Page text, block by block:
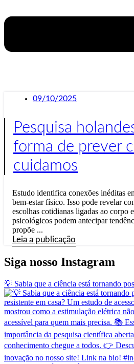
09/10/2025
Pesquisa
forma de prever
cuidamos
Estudo identifica conexões inéditas
bem-estar físico. Isso pode revelar
escolhas cotidianas ligadas ao corpo
psicológicos podem antecipar
propõe ...
Leia a publicação
Siga nosso Instagram
💡 Sabia que a ciência está tornando